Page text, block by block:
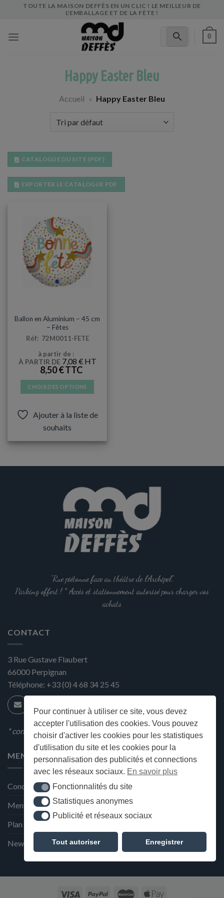
Pour continuer à utiliser ce site, vous devez
accepter l'utilisation des cookies. Vous pouvez
choisir d'activer les cookies pour les statistiques
d'utilisation du site et les cookies pour la
personnalisation des publicités et connections
avec les réseaux sociaux. En savoir plus
Fonctionnalités du site
Fonctionnalités du site
Statistiques anonymes
Statistiques anonymes
Publicité et réseaux sociaux
Publicité et réseaux sociaux
Tout autoriser Enregistrer
TOUTE LA MAISON DEFFÈS EN UN CLIC ! LE MEILLEUR DE
L'EMBALLAGE ET DE LA FÊTE !
0
Happy Easter Bleu
Accueil » Happy Easter Bleu
CATALOGUE DU SITE (PDF)
EXPORTER LE CATALOGUE PDF
Ballon en Aluminium – 45 cm
– Fêtes
Réf: 72M0011-FETE
à partir de :
À PARTIR DE 7,08 €
8,50€
CHOIX DES OPTIONS
a
plusieurs
variations.
choisies
sur
page
produit
Ajouter à la liste de
souhaits
"Rue piétonne face au théâtre de l'Archipel".
Parking offert ! * Accès et stationnement autorisé pour charger vos
achats
CONTACT
3 Rue Gustave Flaubert
66000 Perpignan
Téléphone: +33 (0) 4 68 34 25 45
* condition en magasin
MENU
Conditions générales de ventes
Mentions Légales et Politique de confidentialité
Plan du site
Newsletter de la Maison Deffès